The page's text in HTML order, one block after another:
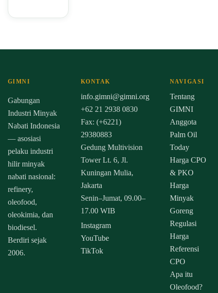
GIMNI
Gabungan
Industri Minyak
Nabati Indonesia
— asosiasi
pelaku industri
hilir minyak
nabati nasional:
refinery,
oleofood,
oleokimia, dan
biodiesel.
Berdiri sejak
2006.
KONTAK
info.gimni@gimni.org
+62 21 2938 0830
Fax: (+6221)
29380883
Gedung Multivision
Tower Lt. 6, Jl.
Kuningan Mulia,
Jakarta
Senin–Jumat, 09.00–
17.00 WIB
Instagram
YouTube
TikTok
NAVIGASI
Tentang
GIMNI
Anggota
Palm Oil
Today
Harga CPO
& PKO
Harga
Minyak
Goreng
Regulasi
Harga
Referensi
CPO
Apa itu
Oleofood?